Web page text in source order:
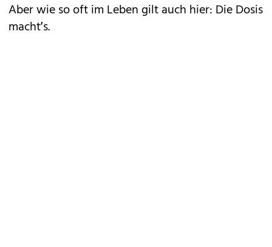
Aber wie so oft im Leben gilt auch hier: Die Dosis
macht’s.